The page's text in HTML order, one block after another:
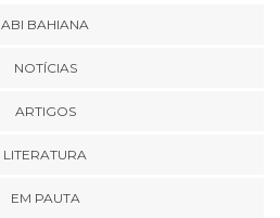
ABI BAHIANA
NOTÍCIAS
ARTIGOS
LITERATURA
EM PAUTA